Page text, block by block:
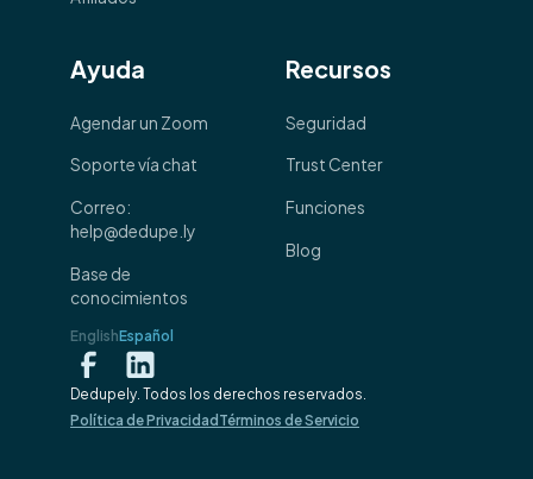
Ayuda
Agendar un Zoom
Soporte vía chat
Correo:
help@dedupe.ly
Base de
conocimientos
Recursos
Seguridad
Trust Center
Funciones
Blog
Dedupely. Todos los derechos reservados.
Política de Privacidad Términos de Servicio
EnglishEspañol